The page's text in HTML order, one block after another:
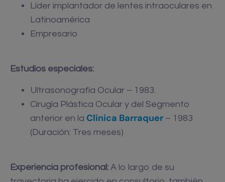
Líder implantador de lentes intraoculares en
Latinoamérica
Empresario
Estudios especiales:
Ultrasonografía Ocular – 1983.
Cirugía Plástica Ocular y del Segmento
anterior en la Clínica Barraquer – 1983
(Duración: Tres meses)
Experiencia profesional: A lo largo de su